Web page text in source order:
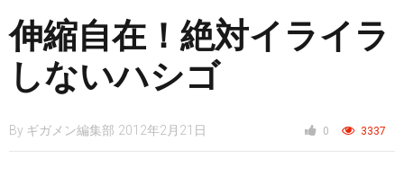
仮想通貨
伸縮自在！絶対イライラ
しないハシゴ
By ギガメン編集部 2012年2月21日 0 3337